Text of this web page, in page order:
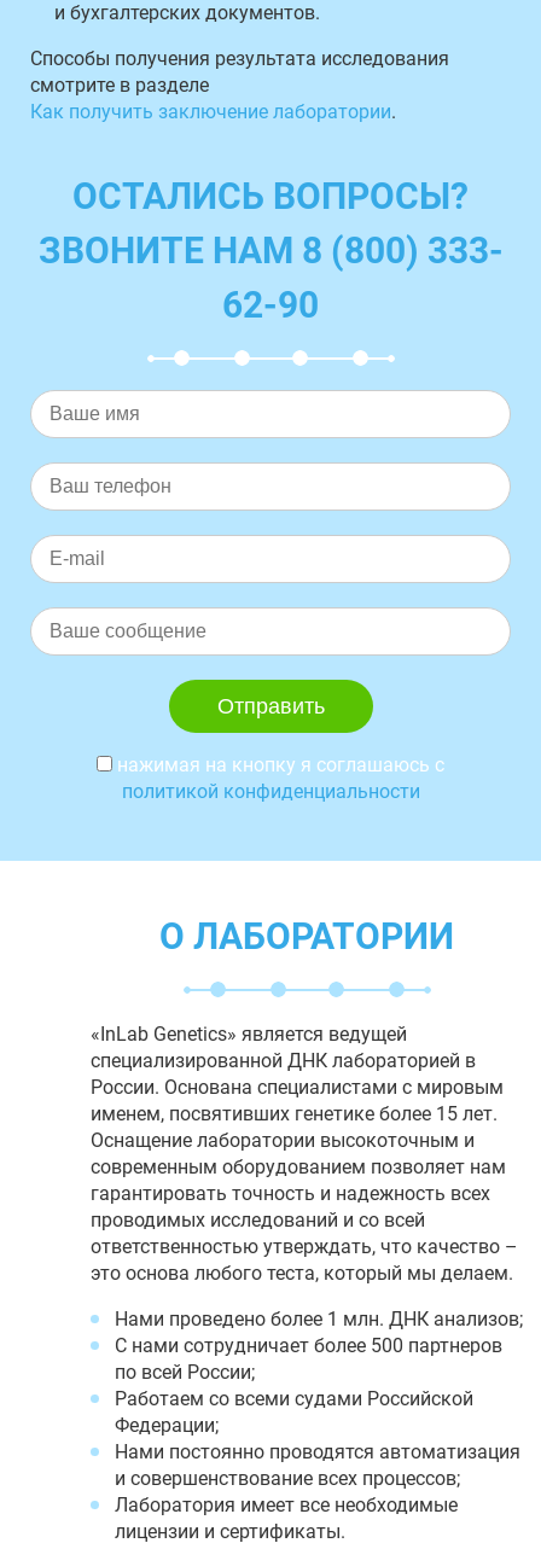
и бухгалтерских документов.
Способы получения результата исследования
смотрите в разделе
Как получить заключение лаборатории.
ОСТАЛИСЬ ВОПРОСЫ?
ЗВОНИТЕ НАМ 8 (800) 333-
62-90
нажимая на кнопку я соглашаюсь с
политикой конфиденциальности
О ЛАБОРАТОРИИ
«InLab Genetics» является ведущей
специализированной ДНК лабораторией в
России. Основана специалистами с мировым
именем, посвятивших генетике более 15 лет.
Оснащение лаборатории высокоточным и
современным оборудованием позволяет нам
гарантировать точность и надежность всех
проводимых исследований и со всей
ответственностью утверждать, что качество –
это основа любого теста, который мы делаем.
Нами проведено более 1 млн. ДНК анализов;
С нами сотрудничает более 500 партнеров
по всей России;
Работаем со всеми судами Российской
Федерации;
Нами постоянно проводятся автоматизация
и совершенствование всех процессов;
Лаборатория имеет все необходимые
лицензии и сертификаты.